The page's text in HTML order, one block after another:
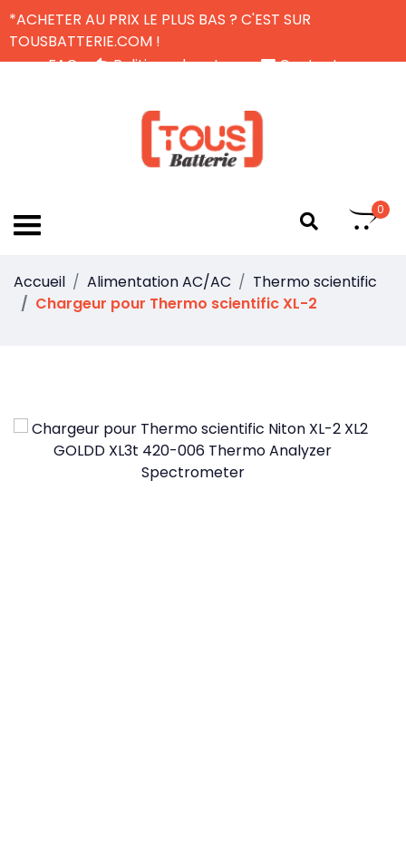
*ACHETER AU PRIX LE PLUS BAS ? C'EST SUR
TOUSBATTERIE.COM !
FAQ
Politique de retour
Contactez-nous
0
Accueil Alimentation AC/AC
Thermo scientific
Chargeur pour Thermo scientific XL-2